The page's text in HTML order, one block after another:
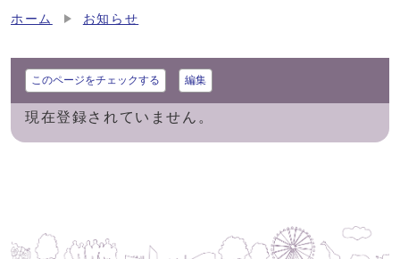
ホーム お知らせ
このページをチェックする 編集
現在登録されていません。